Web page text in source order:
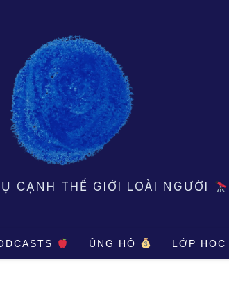
CẠNH THẾ GIỚI LOÀI NGƯỜI
ỦNG HỘ LỚP HỌC